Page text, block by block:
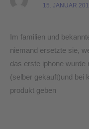
15. JANUAR
Im familien und
niemand ersetzte sie,
das erste iphone wurde
(selber gekauft)und bei
produkt geben